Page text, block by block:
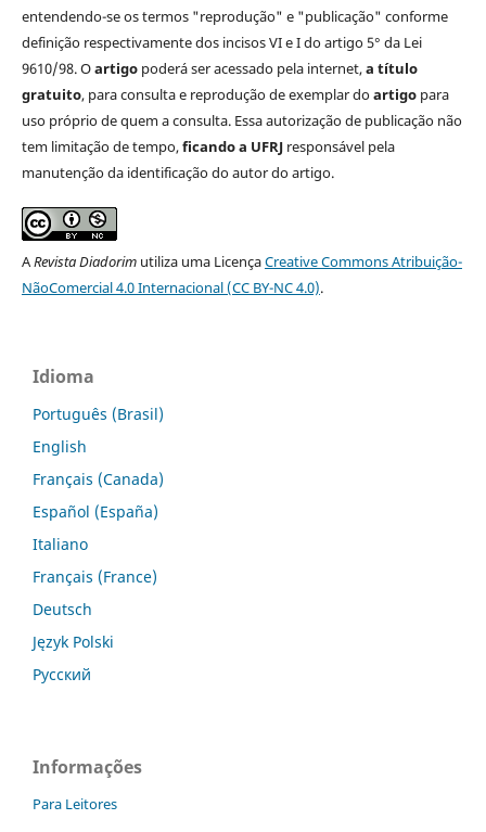
entendendo-se os termos "reprodução" e "publicação" conforme
definição respectivamente dos incisos VI e I do artigo 5° da Lei
9610/98. Oartigopoderá ser acessado pela internet,a título
gratuito, para consulta e reprodução de exemplar doartigopara
uso próprio de quem a consulta. Essa autorização de publicação não
tem limitação de tempo,ficando a UFRJresponsável pela
manutenção da identificação do autor do artigo.
ARevista Diadorimutiliza uma LicençaCreative Commons Atribuição-
NãoComercial 4.0 Internacional (CC BY-NC 4.0).
Idioma
Português (Brasil)
English
Français (Canada)
Español (España)
Italiano
Français (France)
Deutsch
Język Polski
Русский
Informações
Para Leitores